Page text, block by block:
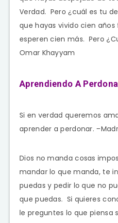
Verdad. Pero ¿cuál es tu
que hayas vivido cien
esperen cien más. Pero
Omar Khayyam
Aprendiendo A
Si en verdad queremos
aprender a perdonar.
Dios no manda cosas
mandar lo que manda, te
puedas y pedir lo que no
que puedas. Si quieres
le preguntes lo que piensa